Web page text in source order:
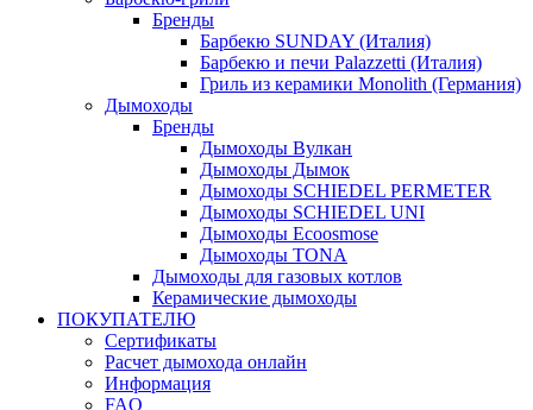
Бренды
Барбекю SUNDAY (Италия)
Барбекю и печи Palazzetti (Италия)
Гриль из керамики Monolith (Германия)
Дымоходы
Бренды
Дымоходы Вулкан
Дымоходы Дымок
Дымоходы SCHIEDEL PERMETER
Дымоходы SCHIEDEL UNI
Дымоходы Ecoosmose
Дымоходы TONA
Дымоходы для газовых котлов
Керамические дымоходы
ПОКУПАТЕЛЮ
Сертификаты
Расчет дымохода онлайн
Информация
FAQ